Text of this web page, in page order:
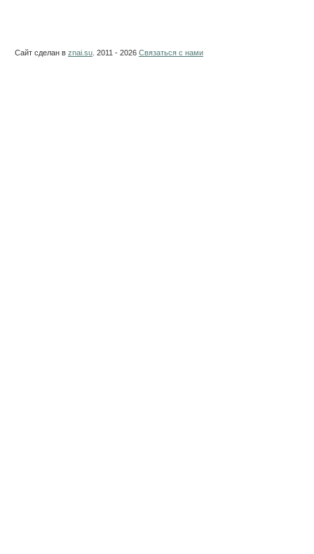
Сайт сделан в znai.su . 2011 - 2026 Связаться с нами